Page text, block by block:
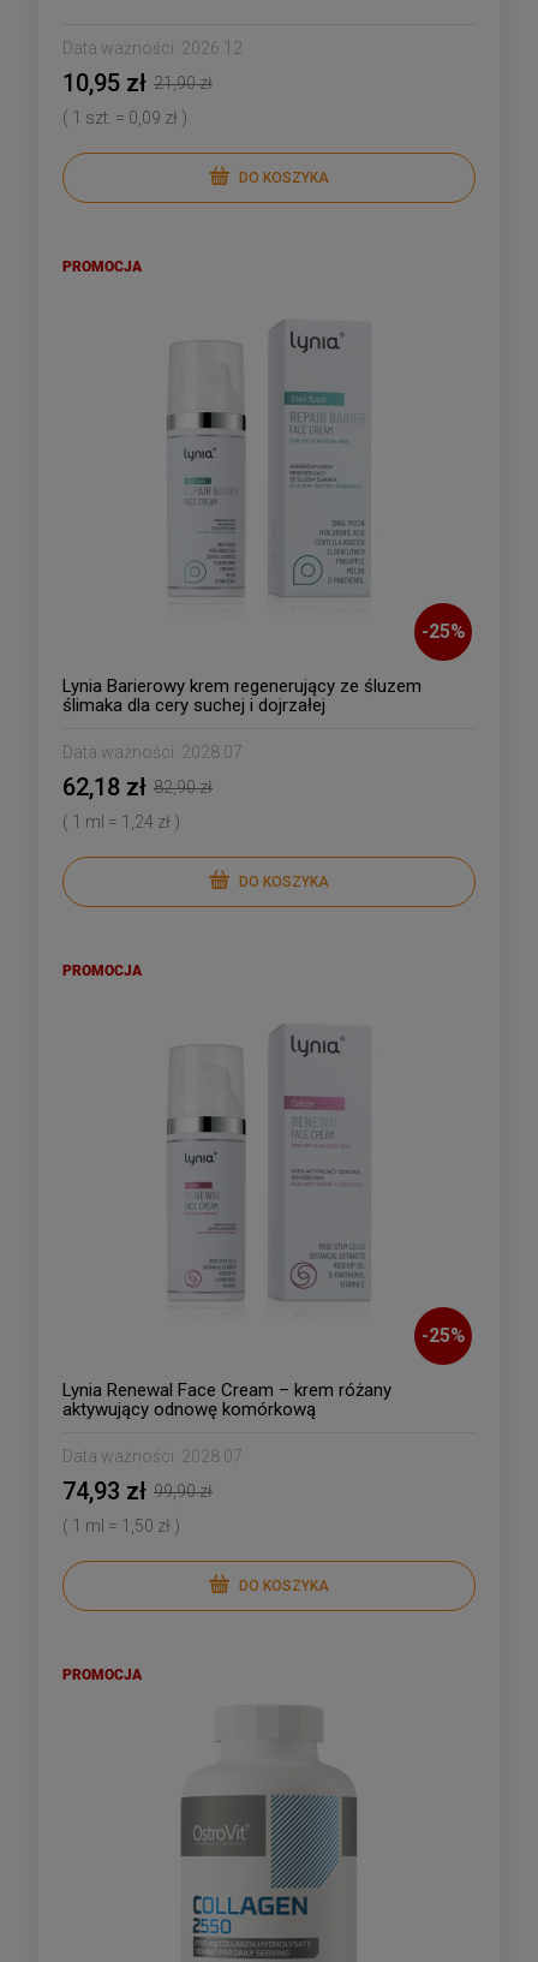
Data ważności: 2026.12
10,95 zł 21,90 zł
( 1 szt. = 0,09 zł )
DO KOSZYKA
-25%
Lynia Barierowy krem regenerujący ze śluzem
ślimaka dla cery suchej i dojrzałej
Data ważności: 2028.07
62,18 zł 82,90 zł
( 1 ml = 1,24 zł )
DO KOSZYKA
PROMOCJA
-25%
Lynia Renewal Face Cream – krem różany
aktywujący odnowę komórkową
Data ważności: 2028.07
74,93 zł 99,90 zł
( 1 ml = 1,50 zł )
DO KOSZYKA
PROMOCJA
PROMOCJA